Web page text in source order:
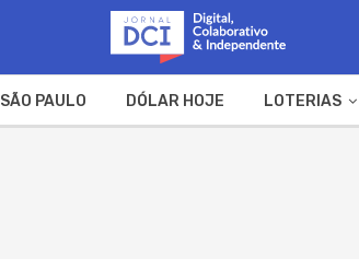
SÃO PAULO DÓLAR HOJE LOTERIAS